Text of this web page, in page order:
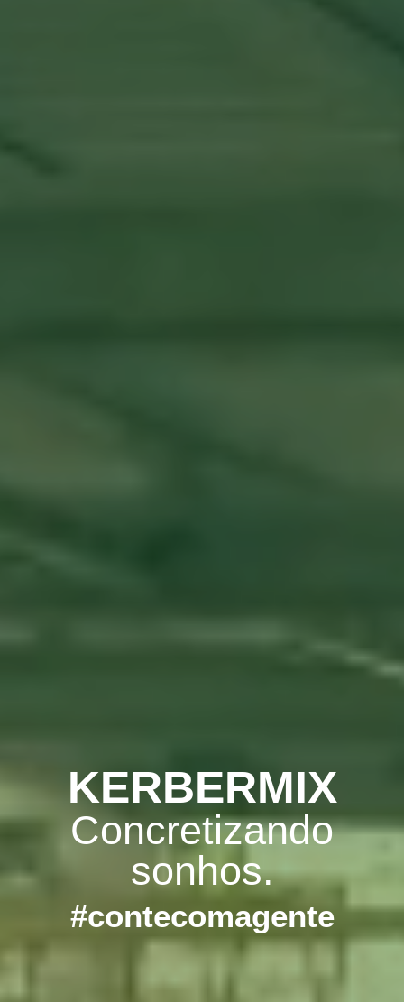
KERBERMIX
Concretizando
sonhos.
#contecomagente